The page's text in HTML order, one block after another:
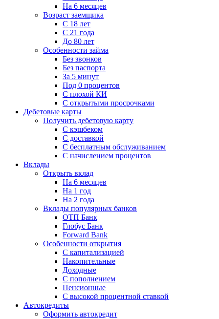
На 6 месяцев
Возраст заемщика
С 18 лет
С 21 года
До 80 лет
Особенности займа
Без звонков
Без паспорта
За 5 минут
Под 0 процентов
С плохой КИ
С открытыми просрочками
Дебетовые карты
Получить дебетовую карту
С кэшбеком
С доставкой
С бесплатным обслуживанием
С начислением процентов
Вклады
Открыть вклад
На 6 месяцев
На 1 год
На 2 года
Вклады популярных банков
ОТП Банк
Глобус Банк
Forward Bank
Особенности открытия
С капитализацией
Накопительные
Доходные
С пополнением
Пенсионные
С высокой процентной ставкой
Автокредиты
Оформить автокредит